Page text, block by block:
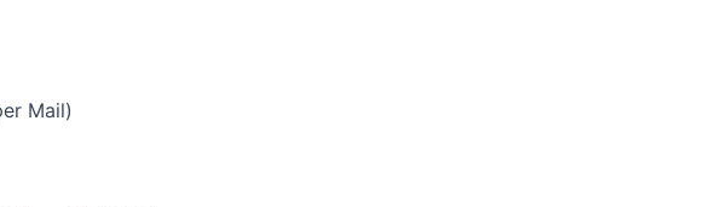
Mail)